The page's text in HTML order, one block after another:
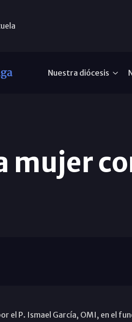
Nuestra diócesis
mujer
el P. Ismael García, OMI, en el